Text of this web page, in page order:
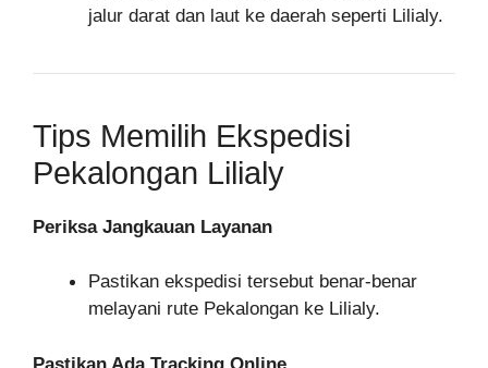
jalur darat dan laut ke daerah seperti Lilialy.
Tips Memilih Ekspedisi
Pekalongan Lilialy
Periksa Jangkauan Layanan
Pastikan ekspedisi tersebut benar-benar
melayani rute Pekalongan ke Lilialy.
Pastikan Ada Tracking Online